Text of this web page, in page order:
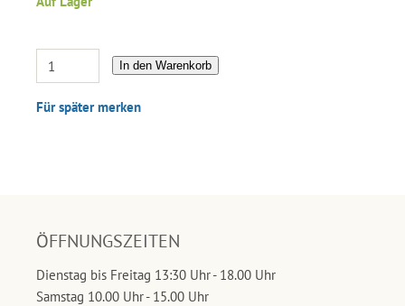
In den Warenkorb
Für später merken
ÖFFNUNGSZEITEN
Dienstag bis Freitag 13:30 Uhr - 18.00 Uhr
Samstag 10.00 Uhr - 15.00 Uhr